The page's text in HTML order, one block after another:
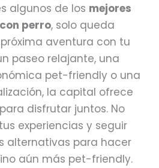
algunos de los mejores
perro, solo queda
aventura con tu
paseo relajante, una
pet-friendly o una
la capital ofrece
disfrutar juntos. No
experiencias y seguir
alternativas para hacer
aún más pet-friendly.